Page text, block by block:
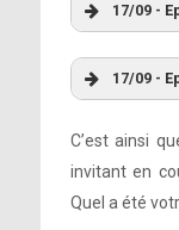
17/09 -
17/09 -
C’est ainsi
invitant en
Quel a été